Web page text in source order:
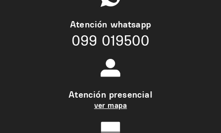
Atención whatsapp
099 019500
Atención presencial
ver mapa